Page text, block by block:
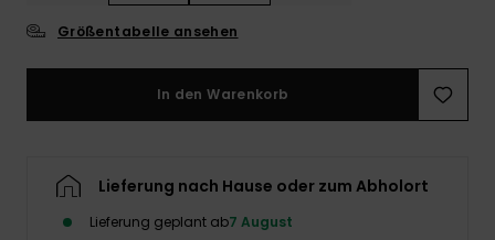
Größentabelle ansehen
In den Warenkorb
Lieferung nach Hause oder zum Abholort
Lieferung geplant ab7 August